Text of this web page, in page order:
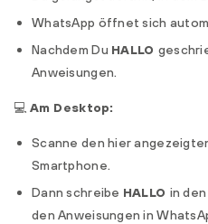
WhatsApp öffnet sich
Nachdem Du HALLO
Anweisungen.
💻 Am Desktop:
Scanne den hier
Smartphone.
Dann schreibe HALLO in
den Anweisungen in